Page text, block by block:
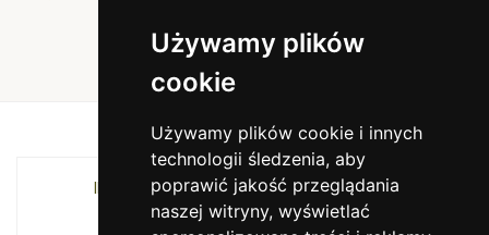
Używamy plików
cookie
Używamy plików cookie i innych
technologii śledzenia, aby
poprawić jakość przeglądania
naszej witryny, wyświetlać
INSTYTUCJA KULTURY MIASTA KRAKOWA I
WOJEWÓDZTWA MAŁOPOLSKIEGO